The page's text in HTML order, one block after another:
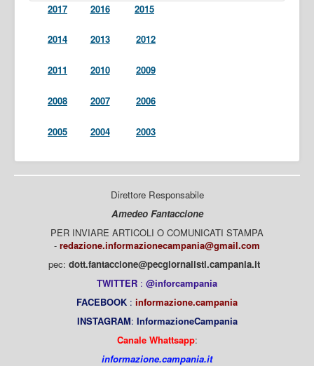
2017 2016 2015
2014 2013 2012
2011 2010 2009
2008 2007 2006
2005 2004 2003
Direttore Responsabile
Amedeo Fantaccione
PER INVIARE ARTICOLI O COMUNICATI STAMPA
- redazione.informazionecampania@gmail.com
pec: dott.fantaccione@pecgiornalisti.campania.it
TWITTER : @inforcampania
FACEBOOK : informazione.campania
INSTAGRAM: InformazioneCampania
Canale Whattsapp:
informazione.campania.it